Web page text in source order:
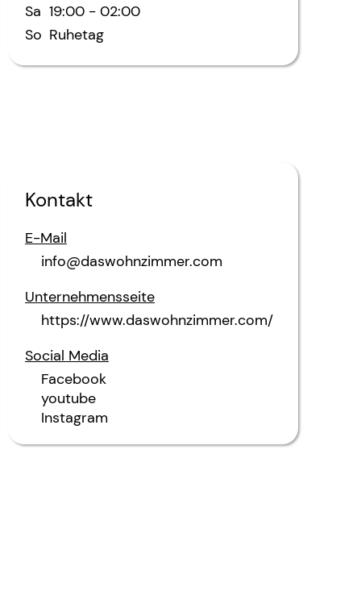
Sa 19:00 - 02:00
So Ruhetag
Kontakt
E-Mail
info@daswohnzimmer.com
Unternehmensseite
https://www.daswohnzimmer.com/
Social Media
Facebook
youtube
Instagram